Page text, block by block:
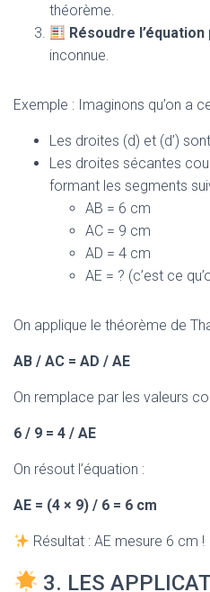
théorème.
Résoudre l’équation
inconnue.
Exemple : Imaginons qu’on a
Les droites (d) et (d’)
Les droites sécantes
formant les segments
AB = 6 cm
AC = 9 cm
AD = 4 cm
AE = ? (c’est ce
On applique le théorème de
AB / AC = AD / AE
On remplace par les valeurs
6 / 9 = 4 / AE
On résout l’équation :
AE = (4 × 9) / 6 = 6 cm
Résultat : AE mesure 6 cm !
3. LES